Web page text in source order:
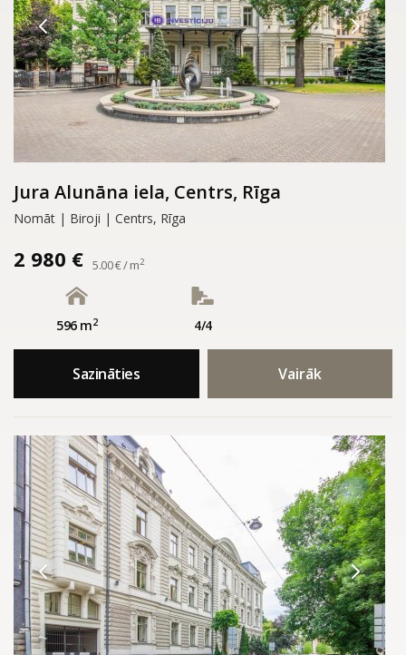
Jura Alunāna iela, Centrs, Rīga
Nomāt | Biroji | Centrs, Rīga
2 980 € 5.00 € / m2
596 m2 4/4
Sazināties Vairāk